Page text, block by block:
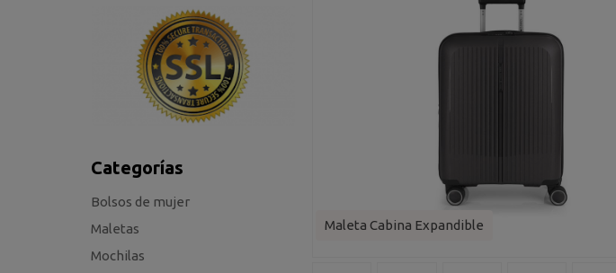
Categorías
Bolsos de mujer
Maletas
Mochilas
Maleta Cabina Expandible